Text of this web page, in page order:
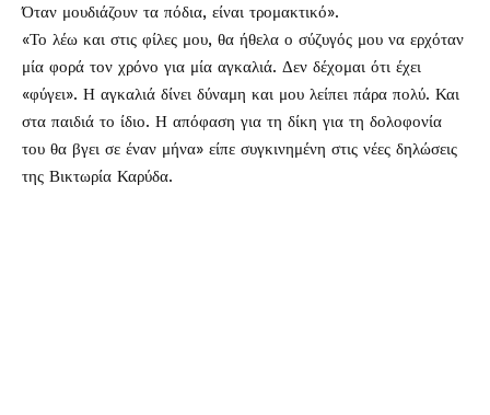
Όταν μουδιάζουν τα πόδια, είναι τρομακτικό».
«Το λέω και στις φίλες μου, θα ήθελα ο σύζυγός μου να ερχόταν
μία φορά τον χρόνο για μία αγκαλιά. Δεν δέχομαι ότι έχει
«φύγει». Η αγκαλιά δίνει δύναμη και μου λείπει πάρα πολύ. Και
στα παιδιά το ίδιο. Η απόφαση για τη δίκη για τη δολοφονία
του θα βγει σε έναν μήνα» είπε συγκινημένη στις νέες δηλώσεις
της Βικτωρία Καρύδα.